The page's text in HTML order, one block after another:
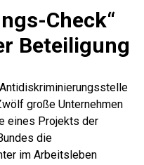
Check“
Beteiligung
große Unternehmen
eines Projekts der
die
im Arbeitsleben